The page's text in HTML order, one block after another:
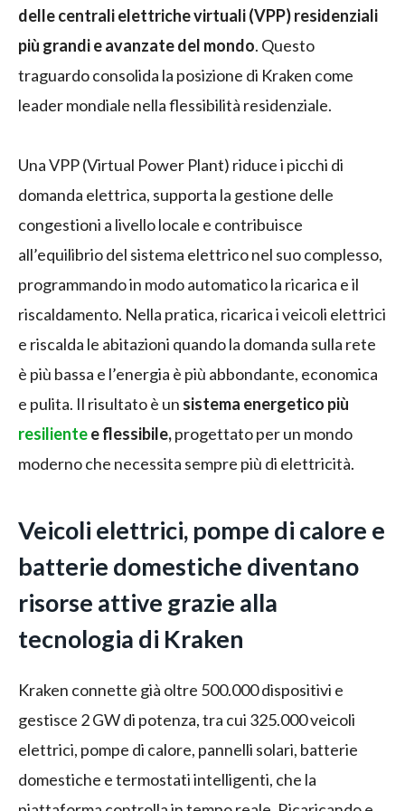
delle centrali elettriche virtuali (VPP) residenziali
più grandi e avanzate del mondo. Questo
traguardo consolida la posizione di Kraken come
leader mondiale nella flessibilità residenziale.
Una VPP (Virtual Power Plant) riduce i picchi di
domanda elettrica, supporta la gestione delle
congestioni a livello locale e contribuisce
all’equilibrio del sistema elettrico nel suo complesso,
programmando in modo automatico la ricarica e il
riscaldamento. Nella pratica, ricarica i veicoli elettrici
e riscalda le abitazioni quando la domanda sulla rete
è più bassa e l’energia è più abbondante, economica
e pulita. Il risultato è un sistema energetico più
resilientee flessibile,progettato per un mondo
moderno che necessita sempre più di elettricità.
Veicoli elettrici, pompe di calore e
batterie domestiche diventano
risorse attive grazie alla
tecnologia di Kraken
Kraken connette già oltre 500.000 dispositivi e
gestisce 2 GW di potenza, tra cui 325.000 veicoli
elettrici, pompe di calore, pannelli solari, batterie
domestiche e termostati intelligenti, che la